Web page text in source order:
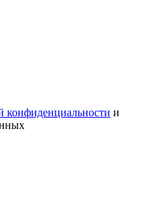
конфиденциальности и